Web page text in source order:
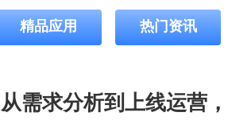
精品应用 热门资讯
从需求分析到上线运营